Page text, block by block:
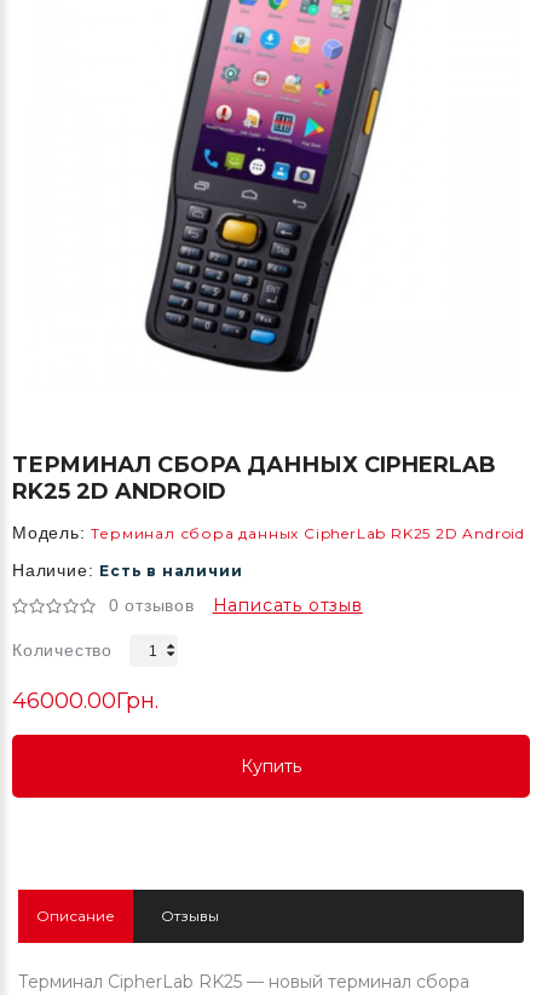
ТЕРМИНАЛ СБОРА ДАННЫХ CIPHERLAB
RK25 2D ANDROID
Модель: Терминал сбора данных CipherLab RK25 2D Android
Наличие: Есть в наличии
0 отзывов Написать отзыв
Количество
46000.00Грн.
Купить
Купить
Описание Отзывы
Терминал CipherLab RK25 — новый терминал сбора